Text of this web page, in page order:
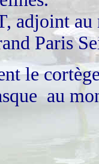
adjoint au
Paris
le
au